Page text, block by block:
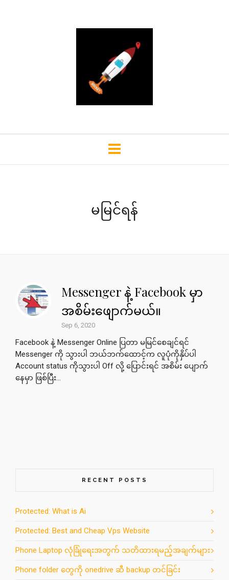
မမြင်ရန်
Messenger နဲ့ Facebook မှာ
အစိမ်းဖျောက်မယ်။
Sep 6, 2020
Facebook နဲ့ Messenger Online ပြတာ မမြင်စေချင်ရင်
Messenger ကို သွားပါ ဘယ်ဘက်ထောင့်က လူပုံကိုနှိပ်ပါ
Account status ကိုသွားပါ Off လို့ ပြောင်းရင် အစိမ်း ပျောက်
နေမှာ ဖြစ်ပြီး...
RECENT POSTS
Protected: What is Ai
Protected: Best and Cheap Vps Website
Phone Laptop လုံခြုံရေးအတွက် သတိထားရမည့်အချက်များ
Phone folder တွေကို onedrive ဆီ backup တင်ခြင်း